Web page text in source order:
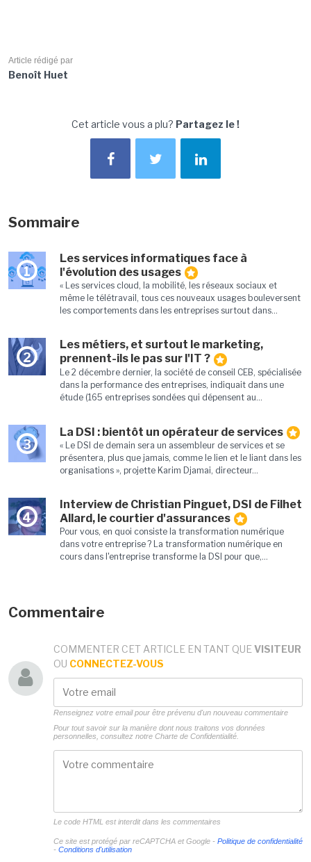
Article rédigé par
Benoît Huet
Cet article vous a plu? Partagez le !
Sommaire
1
Les services informatiques face à
l'évolution des usages
« Les services cloud, la mobilité, les réseaux sociaux et
même le télétravail, tous ces nouveaux usages bouleversent
les comportements dans les entreprises surtout dans...
2
Les métiers, et surtout le marketing,
prennent-ils le pas sur l'IT ?
Le 2 décembre dernier, la société de conseil CEB, spécialisée
dans la performance des entreprises, indiquait dans une
étude (165 entreprises sondées qui dépensent au...
3
La DSI : bientôt un opérateur de services
« Le DSI de demain sera un assembleur de services et se
présentera, plus que jamais, comme le lien et le liant dans les
organisations », projette Karim Djamai, directeur...
4
Interview de Christian Pinguet, DSI de Filhet
Allard, le courtier d'assurances
Pour vous, en quoi consiste la transformation numérique
dans votre entreprise ? La transformation numérique en
cours dans l'entreprise transforme la DSI pour que,...
Commentaire
COMMENTER CET ARTICLE EN TANT QUE VISITEUR
OU CONNECTEZ-VOUS
Renseignez votre email pour être prévenu d'un nouveau commentaire
Pour tout savoir sur la manière dont nous traitons vos données
personnelles, consultez notre Charte de Confidentialité.
Le code HTML est interdit dans les commentaires
Ce site est protégé par reCAPTCHA et Google - Politique de confidentialité
- Conditions d'utilisation